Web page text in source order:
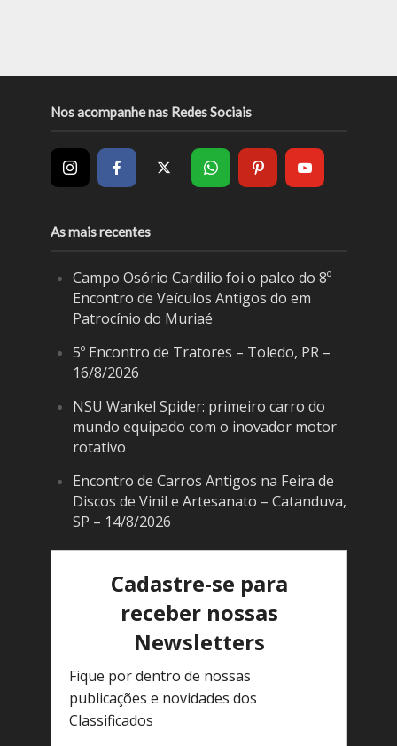
Nos acompanhe nas Redes Sociais
As mais recentes
Campo Osório Cardilio foi o palco do 8º
Encontro de Veículos Antigos do em
Patrocínio do Muriaé
5º Encontro de Tratores – Toledo, PR –
16/8/2026
NSU Wankel Spider: primeiro carro do
mundo equipado com o inovador motor
rotativo
Encontro de Carros Antigos na Feira de
Discos de Vinil e Artesanato – Catanduva,
SP – 14/8/2026